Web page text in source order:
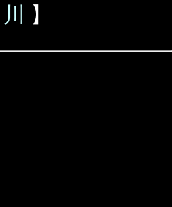
川 】